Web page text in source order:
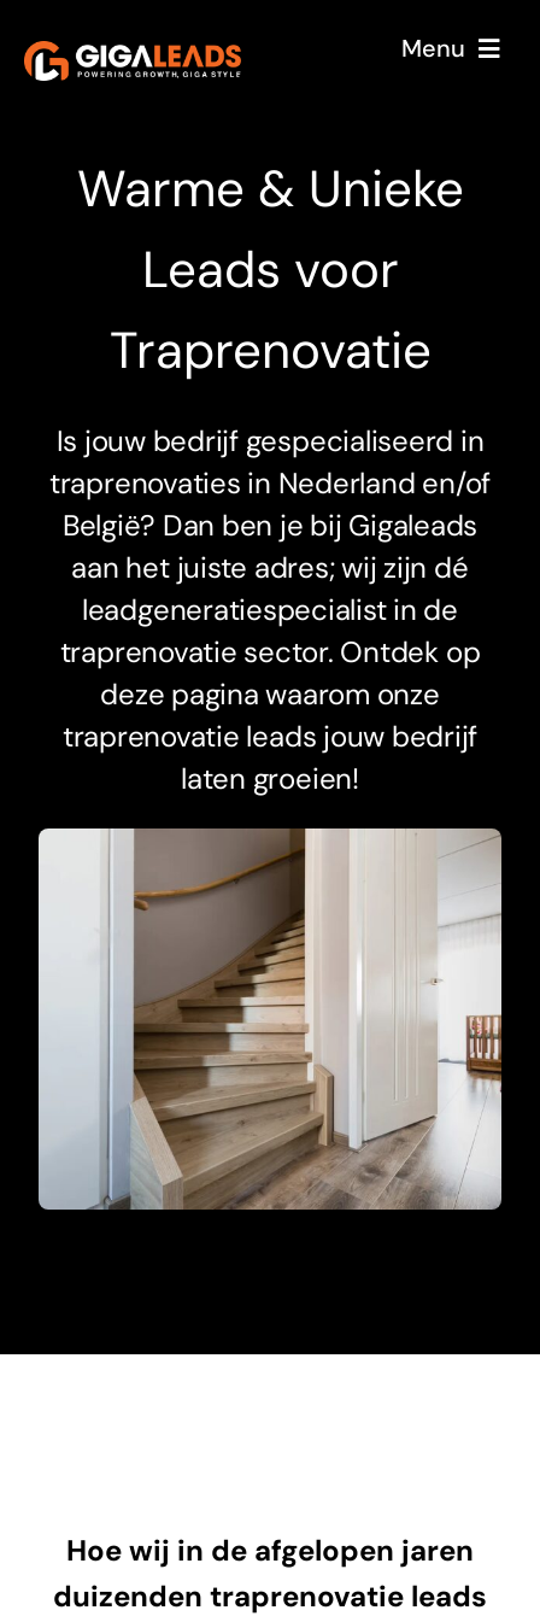
Menu
Over ons
Case Studies
Sectoren
Blog
Warme & Unieke
Leads voor
Traprenovatie
Is jouw bedrijf gespecialiseerd in
traprenovaties in Nederland en/of
België? Dan ben je bij Gigaleads
aan het juiste adres; wij zijn dé
leadgeneratiespecialist in de
traprenovatie sector. Ontdek op
deze pagina waarom onze
traprenovatie leads jouw bedrijf
laten groeien!
Hoe wij in de afgelopen jaren
duizenden traprenovatie leads